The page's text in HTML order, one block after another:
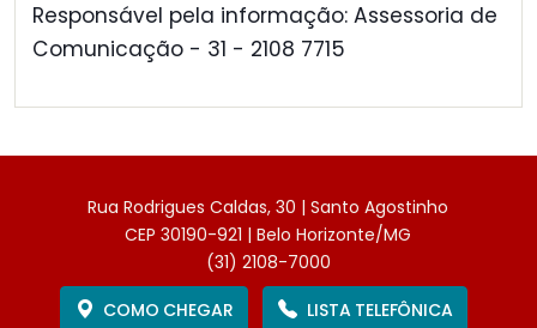
Responsável pela informação: Assessoria de
Comunicação - 31 - 2108 7715
Rua Rodrigues Caldas, 30 | Santo Agostinho
CEP 30190-921 | Belo Horizonte/MG
(31) 2108-7000
COMO CHEGAR
LISTA TELEFÔNICA